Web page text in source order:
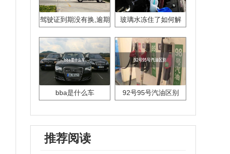
驾驶证到期没有换,逾期
玻璃水冻住了如何解
bba是什么车 92号95号汽油区别
推荐阅读